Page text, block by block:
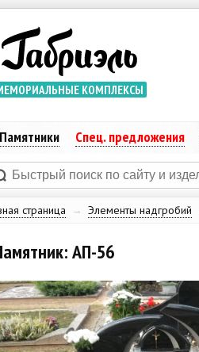
КОМПЛЕКСЫ
Памятники Спец. предложения
страница → Элементы надгробий
АП-56